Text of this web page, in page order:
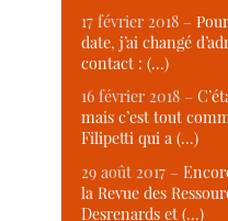
17 février 2018 –
date, j’ai changé
contact : (…)
16 février 2018 –
mais c’est tout
Filipetti qui a (…)
29 août 2017 –
la Revue des
Desrenards et (…)